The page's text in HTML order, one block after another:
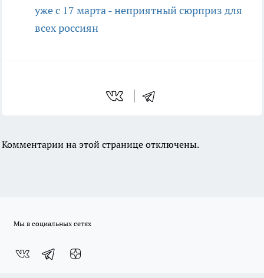
уже с 17 марта - неприятный сюрприз для
всех россиян
Комментарии на этой странице отключены.
Мы в социальных сетях